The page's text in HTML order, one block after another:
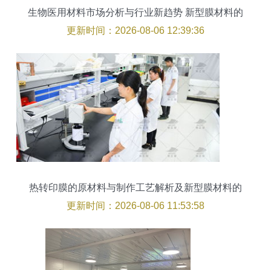
生物医用材料市场分析与行业新趋势 新型膜材料的
崛起
更新时间：2026-08-06 12:39:36
热转印膜的原材料与制作工艺解析及新型膜材料的
销售策略
更新时间：2026-08-06 11:53:58